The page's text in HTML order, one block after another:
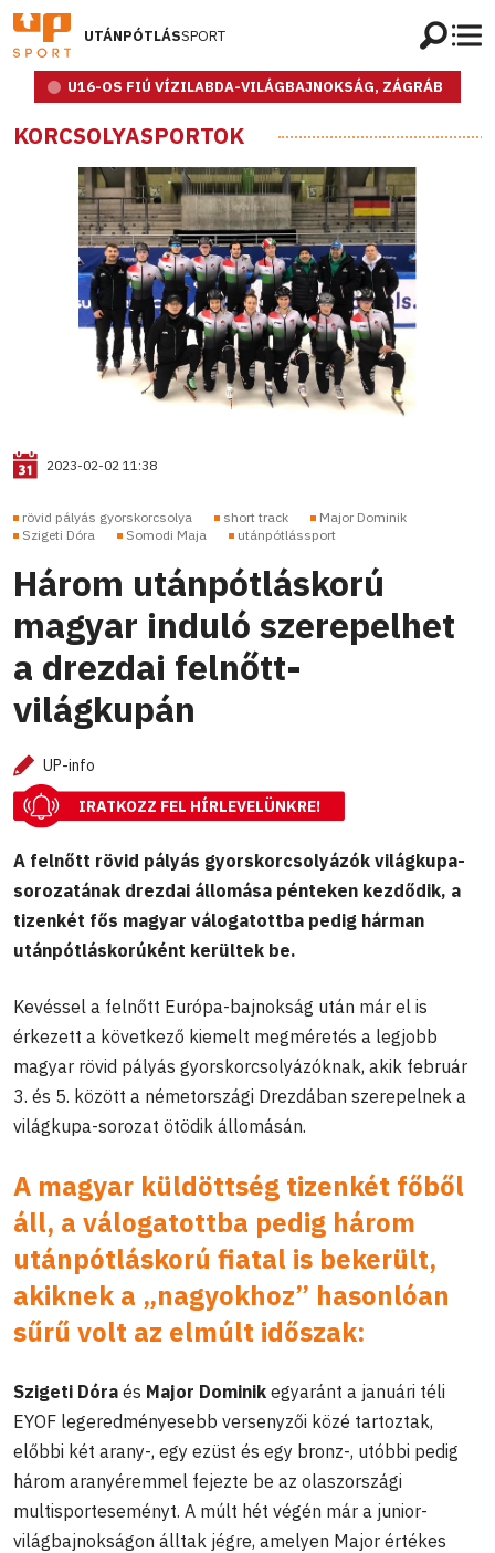
UTÁNPÓTLÁSSPORT
U16-OS FIÚ VÍZILABDA-VILÁGBAJNOKSÁG, ZÁGRÁB
KORCSOLYASPORTOK
2023-02-02 11:38
rövid pályás gyorskorcsolya short track
Major Dominik
Szigeti Dóra
Somodi Maja utánpótlássport
Három utánpótláskorú
magyar induló szerepelhet
a drezdai felnőtt-
világkupán
UP-info
IRATKOZZ FEL HÍRLEVELÜNKRE!
A felnőtt rövid pályás gyorskorcsolyázók világkupa-
sorozatának drezdai állomása pénteken kezdődik, a
tizenkét fős magyar válogatottba pedig hárman
utánpótláskorúként kerültek be.
Kevéssel a felnőtt Európa-bajnokság után már el is
érkezett a következő kiemelt megméretés a legjobb
magyar rövid pályás gyorskorcsolyázóknak, akik február
3. és 5. között a németországi Drezdában szerepelnek a
világkupa-sorozat ötödik állomásán.
A magyar küldöttség tizenkét főből
áll, a válogatottba pedig három
utánpótláskorú fiatal is bekerült,
akiknek a „nagyokhoz” hasonlóan
sűrű volt az elmúlt időszak:
Szigeti Dóra és Major Dominik egyaránt a januári téli
EYOF legeredményesebb versenyzői közé tartoztak,
előbbi két arany-, egy ezüst és egy bronz-, utóbbi pedig
három aranyéremmel fejezte be az olaszországi
multisporteseményt. A múlt hét végén már a junior-
világbajnokságon álltak jégre, amelyen Major értékes